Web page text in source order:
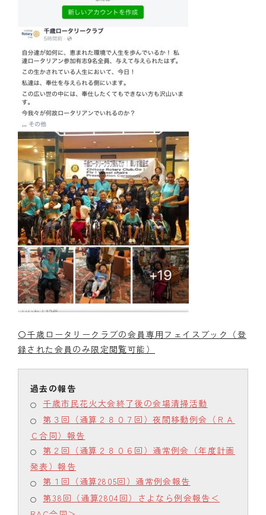
〇千歳ロータリークラブの会員専用フェイスブック（登
録された会員のみ限定閲覧可能）
千歳市民花火大会終了後の会場清掃活動
第３回（通算２８０７回）夜間移動例会（ＲＡ
Ｃ合同）報告
第２回（通算２８０６回）通常例会（年度計画
発表）報告
第１回（通算2805回）通常例会報告
第38回（通算2804回）さよなら例会報告＜